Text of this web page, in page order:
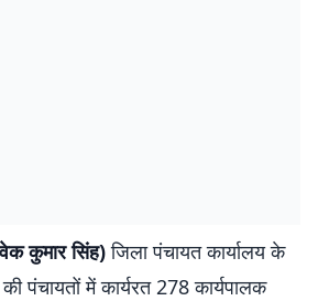
कुमार सिंह)जिला पंचायत कार्यालय के
पंचायतों में कार्यरत 278 कार्यपालक